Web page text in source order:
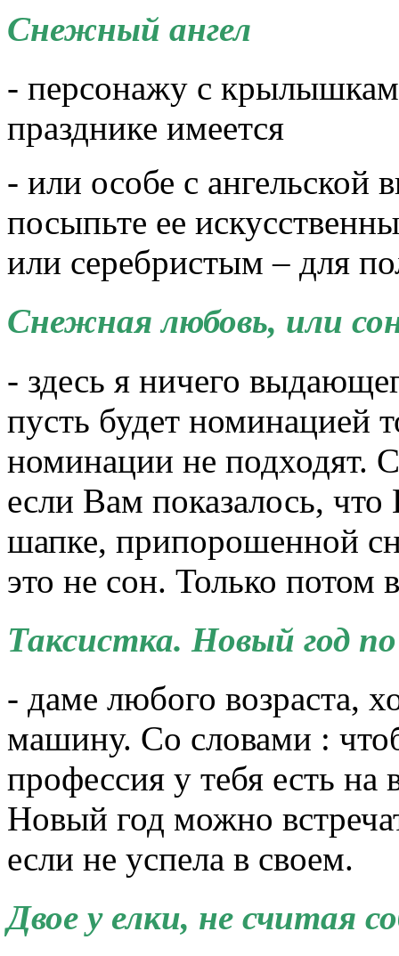
Снежный ангел
- персонажу с
празднике имеется
- или особе с
посыпьте ее
или серебристым – для
Снежная любовь, или
- здесь я ничего
пусть будет номинацией
номинации не подходят.
если Вам показалось,
шапке, припорошенной
это не сон. Только потом
Таксистка. Новый год
- даме любого возраста,
машину. Со словами :
профессия у тебя есть
Новый год можно
если не успела в своем.
Двое у елки, не считая